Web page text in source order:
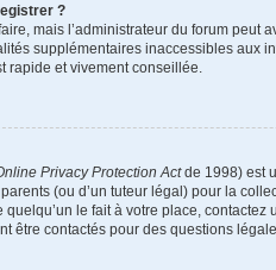
?
mais l’administrateur du forum peut
supplémentaires inaccessibles aux
rapide et vivement conseillée.
Privacy Protection Actde 1998) est
(ou d’un tuteur légal) pour la
quelqu’un le fait à votre place,
être contactés pour des questions